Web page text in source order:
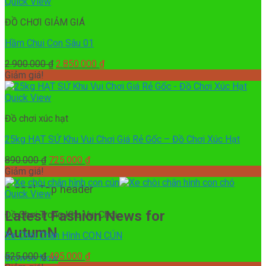
A cool Top header
Latest Fashion News for
AutumN
Browse Now
ĐỒ CHƠI GIẢM GIÁ
Hầm Chui Con Sâu 01
2.900.000₫ Giá
là:
2.850.000 ₫Giá
tại
Giảm giá!
Quick View
Đồ chơi xúc hạt
25kg HẠT SỨ Khu Vui Chơi Giá Rẻ Gốc – Đồ Chơi Xúc Hạt
890.000₫ Giá
là:
890.000 ₫.
725.000 ₫Giá
tại
là:
Giảm giá!
Quick View
Đồ Chơi Trong Khu Vui Chơi
Xe Chòi Chân Hình CON CÚN
525.000₫Giá
495.000 ₫Giá